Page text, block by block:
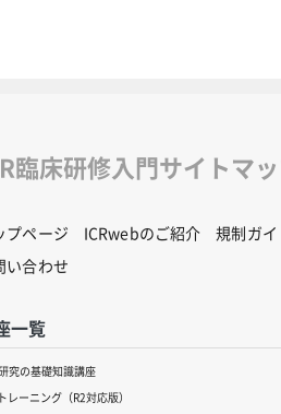
臨床研修入門サイトマ
プページ ICRwebのご紹介 規制ガ
い合わせ
一覧
究の基礎知識講座
レーニング（R2対応版）